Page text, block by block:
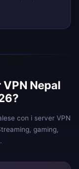
Nepal
con i server VPN
gaming,